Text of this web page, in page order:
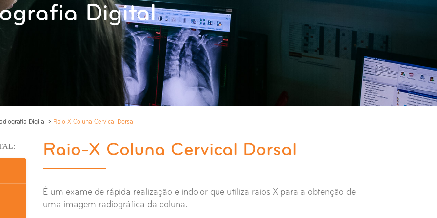
Digital
Digital > Raio-X Coluna Cervical Dorsal
Raio-X Coluna Cervical Dorsal
É um exame de rápida realização e indolor que utiliza raios X para a obtenção de
uma imagem radiográfica da coluna.